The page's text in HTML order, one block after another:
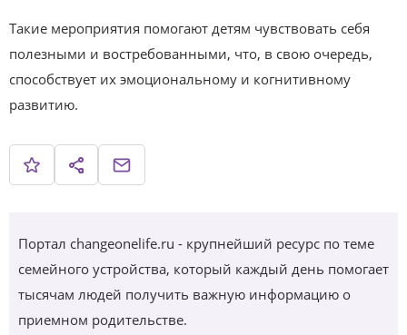
Такие мероприятия помогают детям чувствовать себя
полезными и востребованными, что, в свою очередь,
способствует их эмоциональному и когнитивному
развитию.
Портал changeonelife.ru - крупнейший ресурс по теме
семейного устройства, который каждый день помогает
тысячам людей получить важную информацию о
приемном родительстве.